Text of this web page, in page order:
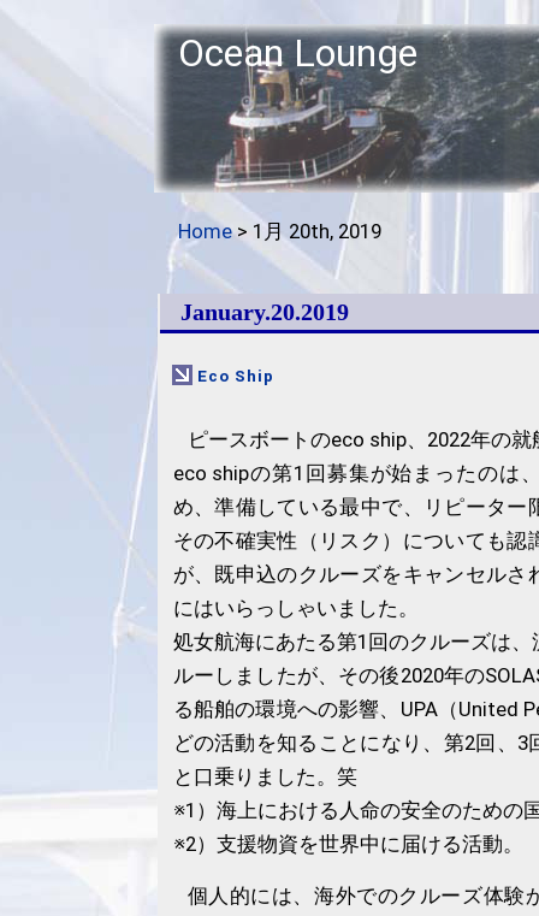
Ocean Lounge
Home> 1月 20th, 2019
January.20.2019
Eco Ship
ピースボートのeco ship、2022年の
eco shipの第1回募集が始まったのは
め、準備している最中で、リピーター
その不確実性（リスク）についても認
が、既申込のクルーズをキャンセルさ
にはいらっしゃいました。
処女航海にあたる第1回のクルーズは
ルーしましたが、その後2020年の
る船舶の環境への影響、UPA（United
どの活動を知ることになり、第2回、
と口乗りました。笑
※1）海上における人命の安全のための
※2）支援物資を世界中に届ける活動。
個人的には、海外でのクルーズ体験